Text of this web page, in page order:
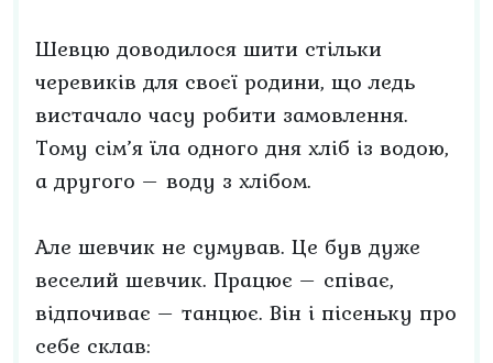
Шевцю доводилося шити стільки
черевиків для своєї родини, що ледь
вистачало часу робити замовлення.
Тому сім’я їла одного дня хліб із водою,
а другого – воду з хлібом.
Але шевчик не сумував. Це був дуже
веселий шевчик. Працює – співає,
відпочиває – танцює. Він і пісеньку про
себе склав: